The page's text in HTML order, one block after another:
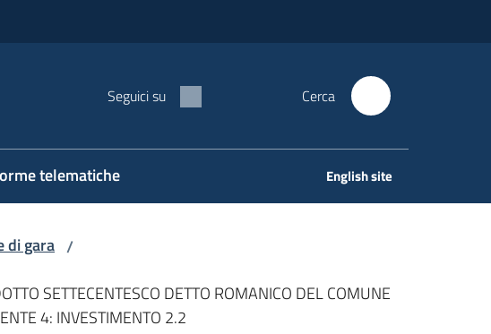
Seguici su Cerca
telematiche English site
di gara /
SETTECENTESCO DETTO ROMANICO DEL COMUNE
4: INVESTIMENTO 2.2